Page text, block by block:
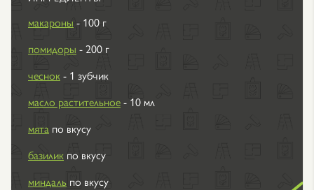
макароны - 100 г
помидоры - 200 г
чеснок- 1 зубчик
масло растительное- 10 мл
мята по вкусу
базилик по вкусу
миндаль по вкусу